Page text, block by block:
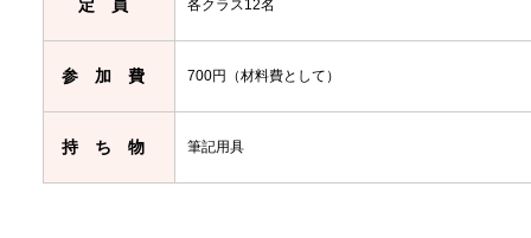
定員 各クラス12名
参加費 700円（材料費として）
持ち物 筆記用具